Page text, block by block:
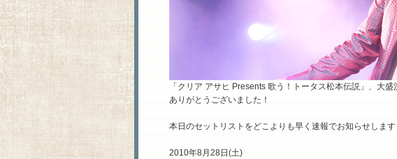
「クリア アサヒ Presents 歌う！トータス松本伝説」、大盛
ありがとうございました！
本日のセットリストをどこよりも早く速報でお知らせします
2010年8月28日(土)